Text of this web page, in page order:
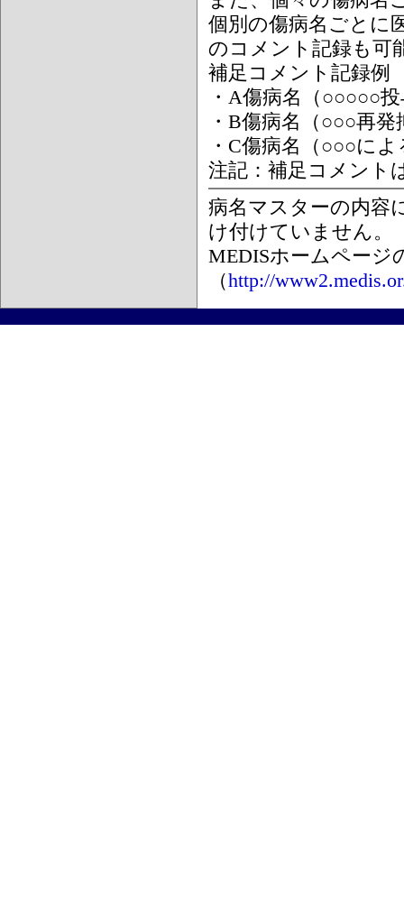
個別の傷病名ごとに
のコメント記録も可
補足コメント記録例
・A傷病名（○○○○○
・B傷病名（○○○再
・C傷病名（○○○に
注記：補足コメント
病名マスターの内容
け付けていません。
MEDISホームページ
（http://